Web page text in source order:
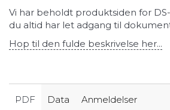
Vi har beholdt produktsiden for DS-
du altid har let adgang til
Hop til den fulde beskrivelse her...
PDF Data Anmeldelser